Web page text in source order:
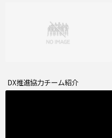
DX推進協力チーム紹介